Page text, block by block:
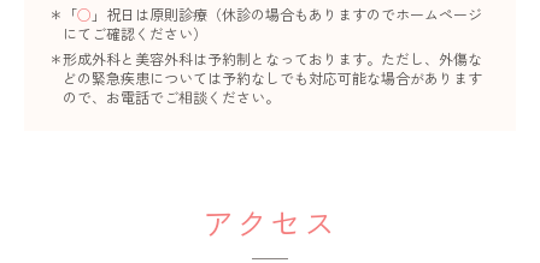
「○ 」祝日は原則診療（休診の場合もありますのでホームページ
にてご確認ください）
形成外科と美容外科は予約制となっております。ただし、外傷な
どの緊急疾患については予約なしでも対応可能な場合があります
ので、お電話でご相談ください。
アクセス